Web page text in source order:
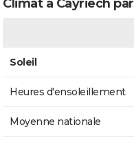
Climat à Cayriech
Soleil
Heures d'ensoleillement
Moyenne nationale